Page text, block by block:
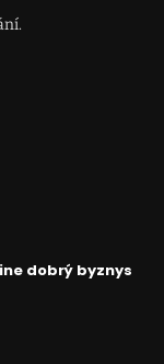
dobrý byznys